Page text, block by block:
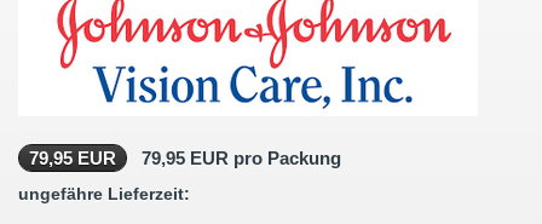
79,95 EUR 79,95 EUR pro Packung
ungefähre Lieferzeit: